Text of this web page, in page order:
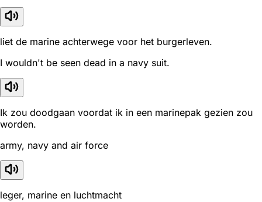
liet de marine achterwege voor het burgerleven.
I wouldn't be seen dead in a navy suit.
Ik zou doodgaan voordat ik in een marinepak gezien zou
worden.
army, navy and air force
leger, marine en luchtmacht